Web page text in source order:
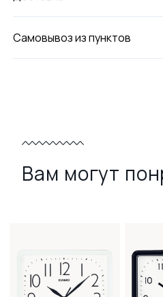
Самовывоз из пунктов
Вам могут